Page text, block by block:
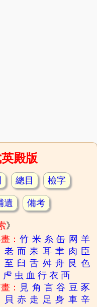
殿版
總目 檢字
遺 備考
》
：竹 米 糸 缶 网 羊
老 而 耒 耳 聿 肉 臣
至 臼 舌 舛 舟 艮 色
虍 虫 血 行 衣 襾
：
見 角 言 谷 豆 豕
貝 赤 走 足 身 車 辛